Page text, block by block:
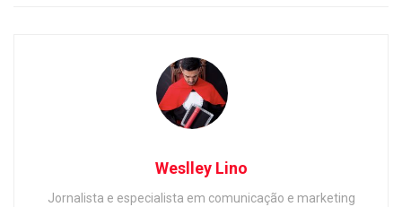
Weslley Lino
Jornalista e especialista em comunicação e marketing